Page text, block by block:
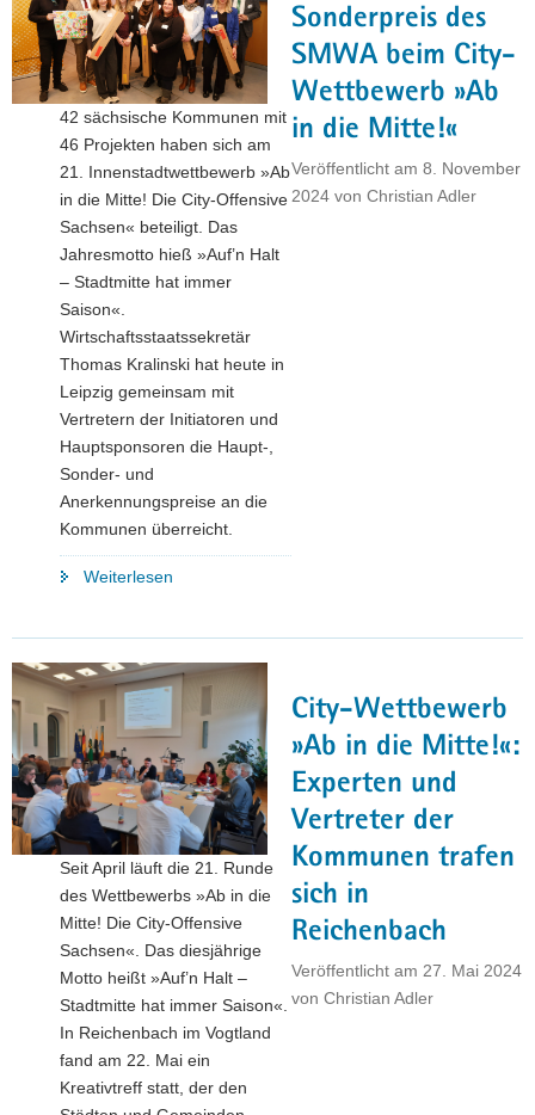
Chemnitz
überzeugt
mit
zwei
Projekten"
Sonderpreis des
SMWA beim City-
Wettbewerb »Ab
in die Mitte!«
Veröffentlicht am 8. November
2024 von Christian Adler
42 sächsische Kommunen mit
46 Projekten haben sich am
21. Innenstadtwettbewerb »Ab
in die Mitte! Die City-Offensive
Sachsen« beteiligt. Das
Jahresmotto hieß »Auf’n Halt
– Stadtmitte hat immer
Saison«.
Wirtschaftsstaatssekretär
Thomas Kralinski hat heute in
Leipzig gemeinsam mit
Vertretern der Initiatoren und
Hauptsponsoren die Haupt-,
Sonder- und
Anerkennungspreise an die
Kommunen überreicht.
Weiterlesen
des
SMWA
beim
City-
Wettbewerb
»Ab
in
die
Mitte!«"
City-Wettbewerb
»Ab in die Mitte!«:
Experten und
Vertreter der
Kommunen trafen
sich in
Reichenbach
Veröffentlicht am 27. Mai 2024
von Christian Adler
Seit April läuft die 21. Runde
des Wettbewerbs »Ab in die
Mitte! Die City-Offensive
Sachsen«. Das diesjährige
Motto heißt »Auf’n Halt –
Stadtmitte hat immer Saison«.
In Reichenbach im Vogtland
fand am 22. Mai ein
Kreativtreff statt, der den